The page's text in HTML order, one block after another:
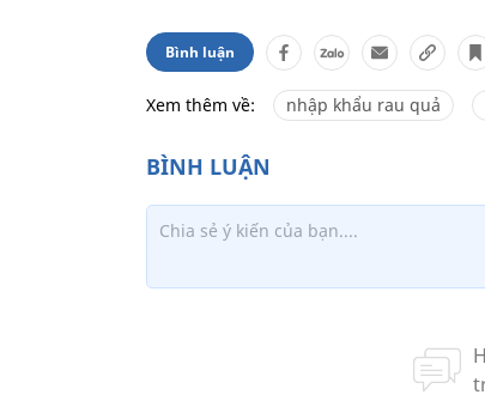
Bình luận
Xem thêm về: nhập khẩu rau quả